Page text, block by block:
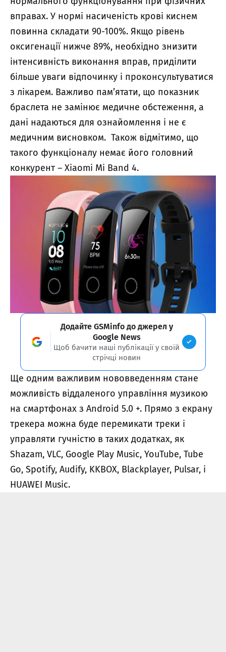
вправах. У нормі насиченість крові киснем
повинна складати 90-100%. Якщо рівень
оксигенації нижче 89%, необхідно знизити
інтенсивність виконання вправ, приділити
більше уваги відпочинку і проконсультуватися
з лікарем. Важливо пам’ятати, що показник
браслета не замінює медичне обстеження, а
дані надаються для ознайомлення і не є
медичним висновком. Також відмітимо, що
такого функціоналу немає його головний
конкурент – Xiaomi Mi Band 4.
Додайте GSMinfo до джерел у
Google News
Щоб бачити наші публікації у своїй
стрічці новин
Ще одним важливим нововведенням стане
можливість віддаленого управління музикою
на смартфонах з Android 5.0 +. Прямо з екрану
трекера можна буде перемикати треки і
управляти гучністю в таких додатках, як
Shazam, VLC, Google Play Music, YouTube, Tube
Go, Spotify, Audify, KKBOX, Blackplayer, Pulsar, і
HUAWEI Music.